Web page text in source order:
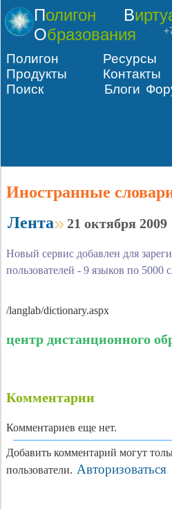
Полигон
Образования
Полигон Ресурсы
Продукты
Контакты
Поиск
Блоги
Иностранные
Лента
21 октября 2009
Новый сервис добавлен для
пользователей - 9 языков по 5000
/langlab/dictionary.aspx
центр дистанционного
Комментарии
Комментариев еще нет.
Добавить комментарий могут
пользователи. Авторизоваться